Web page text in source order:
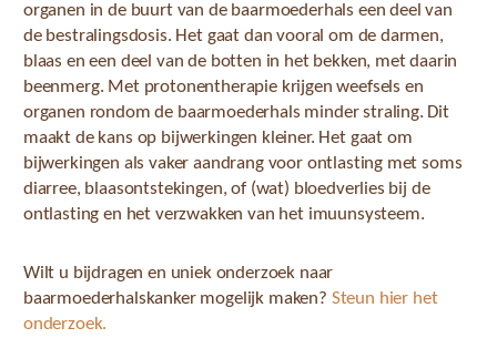
organen in de buurt van de baarmoederhals een deel van
de bestralingsdosis. Het gaat dan vooral om de darmen,
blaas en een deel van de botten in het bekken, met daarin
beenmerg. Met protonentherapie krijgen weefsels en
organen rondom de baarmoederhals minder straling. Dit
maakt de kans op bijwerkingen kleiner. Het gaat om
bijwerkingen als vaker aandrang voor ontlasting met soms
diarree, blaasontstekingen, of (wat) bloedverlies bij de
ontlasting en het verzwakken van het imuunsysteem.
Wilt u bijdragen en uniek onderzoek naar
baarmoederhalskanker mogelijk maken? Steun hier het
onderzoek.